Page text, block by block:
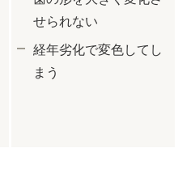
せられない
経年劣化で変色してし
まう